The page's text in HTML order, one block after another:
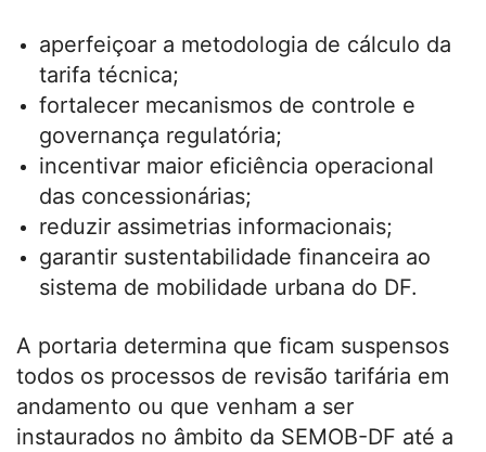
aperfeiçoar a metodologia de cálculo da
tarifa técnica;
fortalecer mecanismos de controle e
governança regulatória;
incentivar maior eficiência operacional
das concessionárias;
reduzir assimetrias informacionais;
garantir sustentabilidade financeira ao
sistema de mobilidade urbana do DF.
A portaria determina que ficam suspensos
todos os processos de revisão tarifária em
andamento ou que venham a ser
instaurados no âmbito da SEMOB-DF até a